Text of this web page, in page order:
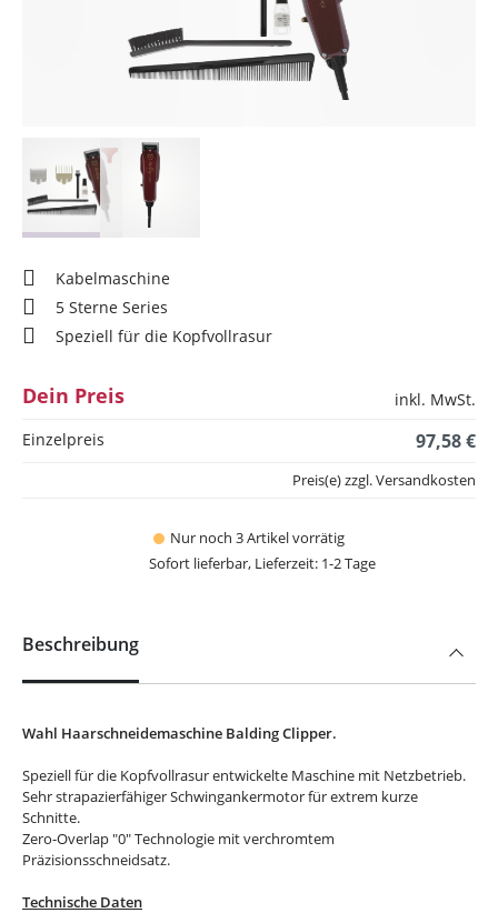
Kabelmaschine
5 Sterne Series
Speziell für die Kopfvollrasur
Dein Preis
inkl. MwSt.
Einzelpreis
97,58 €
Nur noch 3 Artikel vorrätig
Sofort lieferbar, Lieferzeit: 1-2 Tage
Preis(e) zzgl. Versandkosten
Beschreibung
Wahl Haarschneidemaschine Balding Clipper.
Speziell für die Kopfvollrasur entwickelte Maschine mit Netzbetrieb.
Sehr strapazierfähiger Schwingankermotor für extrem kurze
Schnitte.
Zero-Overlap "0" Technologie mit verchromtem
Präzisionsschneidsatz.
Technische Daten